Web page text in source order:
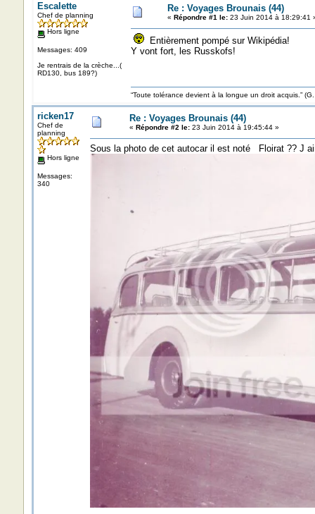
Escalette
Chef de planning
Hors ligne
Messages: 409
Je rentrais de la crèche...(
RD130, bus 189?)
Re : Voyages Brounais (44)
« Répondre #1 le:23 Juin 2014 à 18:29:41
Entièrement pompé sur Wikipédia!
Y vont fort, les Russkofs!
“Toute tolérance devient à la longue un droit acquis.”
ricken17
Chef de
planning
Hors ligne
Messages:
340
Re : Voyages Brounais (44)
« Répondre #2 le:23 Juin 2014 à 19:45:44 »
Sous la photo de cet autocar il est noté Floirat ?? J